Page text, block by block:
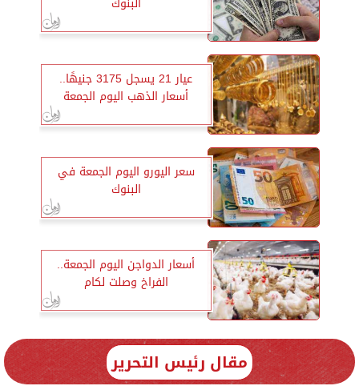
عيار 21 يسجل 3175 جنيهًا..
أسعار الذهب اليوم الجمعة
سعر اليورو اليوم الجمعة في
البنوك
أسعار الدواجن اليوم الجمعة..
الفراخ وصلت لكام
مقال رئيس التحرير